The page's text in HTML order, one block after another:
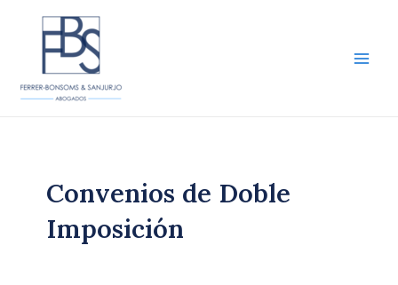
contenido
Convenios de Doble
Imposición